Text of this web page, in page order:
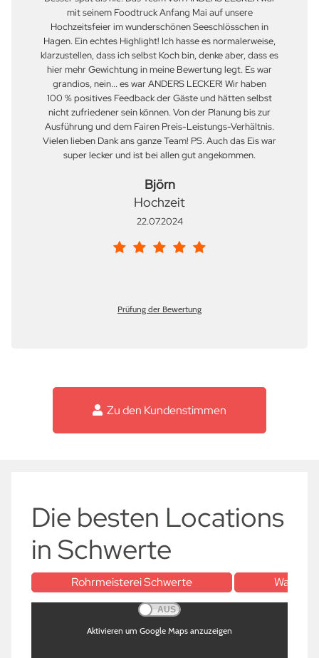
mit seinem Foodtruck Anfang Mai auf unsere
Hochzeitsfeier im wunderschönen Seeschlösschen in
Hagen. Ein echtes Highlight! Ich hasse es normalerweise,
klarzustellen, dass ich selbst Koch bin, denke aber, dass es
hier mehr Gewichtung in meine Bewertung legt. Es war
grandios, nein... es war ANDERS LECKER! Wir haben
100 % positives Feedback der Gäste und hätten selbst
nicht zufriedener sein können. Von der Planung bis zur
Ausführung und dem Fairen Preis-Leistungs-Verhältnis.
Vielen lieben Dank ans ganze Team! PS. Auch das Eis war
super lecker und ist bei allen gut angekommen.
Björn
Hochzeit
22.07.2024
Prüfung der Bewertung
Zu den Kundenstimmen
Die besten Locations
in Schwerte
Rohrmeisterei Schwerte
Aktivieren um Google Maps anzuzeigen